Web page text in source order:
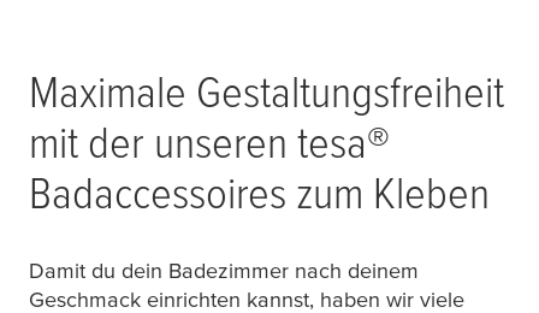
Maximale Gestaltungsfreiheit
mit der unseren tesa®
Badaccessoires zum Kleben
Damit du dein Badezimmer nach deinem
Geschmack einrichten kannst, haben wir viele